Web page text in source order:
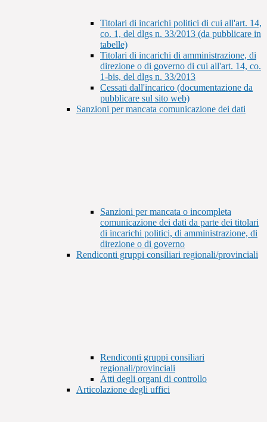
Titolari di incarichi politici di cui all'art. 14,
co. 1, del dlgs n. 33/2013 (da pubblicare in
tabelle)
Titolari di incarichi di amministrazione, di
direzione o di governo di cui all'art. 14, co.
1-bis, del dlgs n. 33/2013
Cessati dall'incarico (documentazione da
pubblicare sul sito web)
Sanzioni per mancata comunicazione dei dati
Sanzioni per mancata o incompleta
comunicazione dei dati da parte dei titolari
di incarichi politici, di amministrazione, di
direzione o di governo
Rendiconti gruppi consiliari regionali/provinciali
Rendiconti gruppi consiliari
regionali/provinciali
Atti degli organi di controllo
Articolazione degli uffici